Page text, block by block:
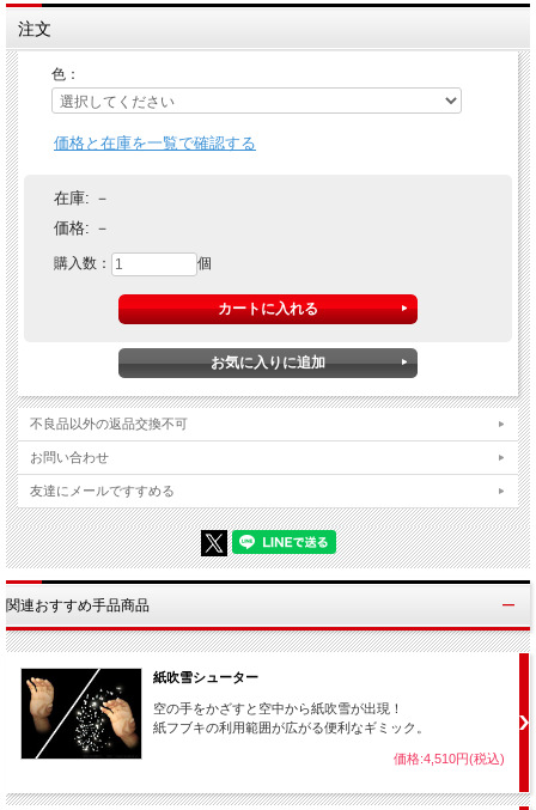
カラーバリエーション
※各カラーの詳しい説明はページ下にあります。
１,０００枚～２,０００枚（※）もの極薄紙吹雪が綺麗に束ねてパックされていま
すので、簡単に手に隠し持つ事ができます。
また、マジック用の紙吹雪は大変薄くて軽い素材で作られていますので、空中高く
※枚数は【手品用紙吹雪】メーカーカタログ値です。
注文
色：
価格と在庫を一覧で確認する
在庫: －
価格: －
購入数： 個
不良品以外の返品交換不可
お問い合わせ
友達にメールですすめる
関連おすすめ手品商品
紙吹雪シューター
空の手をかざすと空中から紙吹雪が出現！
紙フブキの利用範囲が広がる便利なギミック。
価格:4,510円(税込)